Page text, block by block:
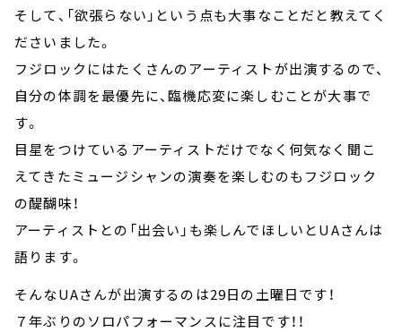
そして、「欲張らない」という点も大事なことだと教えてく
ださいました。
フジロックにはたくさんのアーティストが出演するので、
自分の体調を最優先に、臨機応変に楽しむことが大事で
す。
目星をつけているアーティストだけでなく何気なく聞こ
えてきたミュージシャンの演奏を楽しむのもフジロック
の醍醐味！
アーティストとの「出会い」も楽しんでほしいとUAさんは
語ります。
そんなUAさんが出演するのは29日の土曜日です！
７年ぶりのソロパフォーマンスに注目です！！